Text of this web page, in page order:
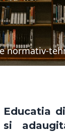
Educatia
si